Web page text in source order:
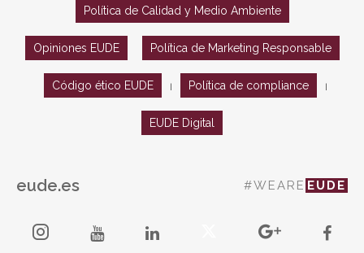
Política de Calidad y Medio Ambiente
Opiniones EUDE Política de Marketing Responsable
Código ético EUDE Política de compliance
EUDE Digital
eude.es #WEARE EUDE